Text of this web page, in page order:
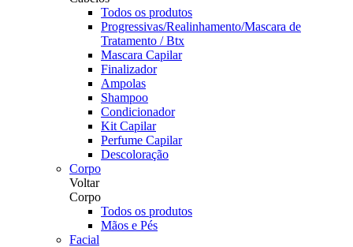
Todos os produtos
Progressivas/Realinhamento/Mascara de
Tratamento / Btx
Mascara Capilar
Finalizador
Ampolas
Shampoo
Condicionador
Kit Capilar
Perfume Capilar
Descoloração
Corpo
Voltar
Corpo
Todos os produtos
Mãos e Pés
Facial